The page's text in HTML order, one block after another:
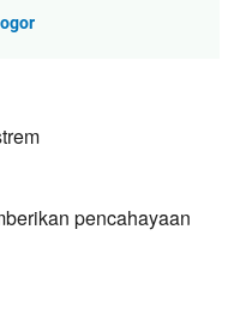
pencahayaan